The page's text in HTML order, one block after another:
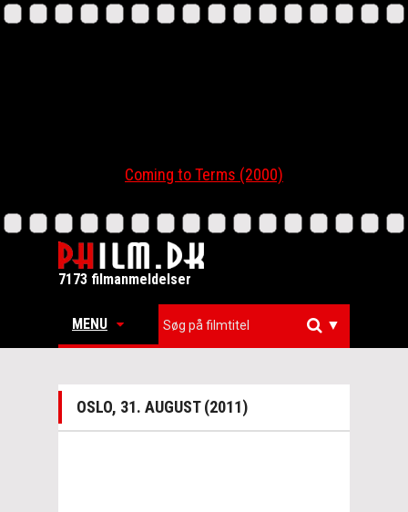
Coming to Terms (2000)
7173 filmanmeldelser
MENU ▼
OSLO, 31. AUGUST (2011)